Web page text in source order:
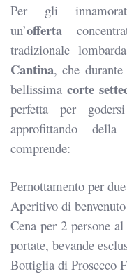
Per gli
un’offerta
tradizionale
Cantina, che
bellissimacorte
perfetta per
approfittando
comprende:
Pernottamento per
Aperitivo di benvenuto
Cena per 2 persone
portate, bevande
Bottiglia di Prosecco